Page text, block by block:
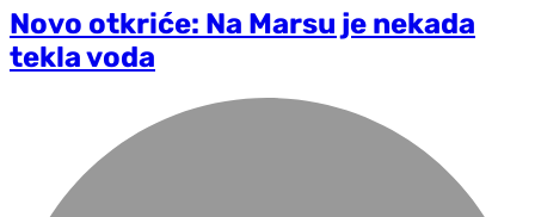
Novo otkriće: Na Marsu je nekada
tekla voda